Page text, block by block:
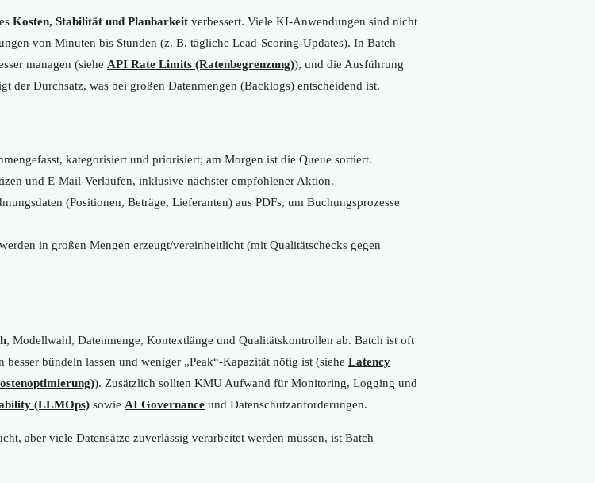
Kosten, Stabilität und Planbarkeit verbessert. Viele KI-Anwendungen sind nicht
von Minuten bis Stunden (z. B. tägliche Lead-Scoring-Updates). In Batch-
managen (siehe API Rate Limits (Ratenbegrenzung)), und die Ausführung
der Durchsatz, was bei großen Datenmengen (Backlogs) entscheidend ist.
kategorisiert und priorisiert; am Morgen ist die Queue sortiert.
und E-Mail-Verläufen, inklusive nächster empfohlener Aktion.
(Positionen, Beträge, Lieferanten) aus PDFs, um Buchungsprozesse
in großen Mengen erzeugt/vereinheitlicht (mit Qualitätschecks gegen
, Modellwahl, Datenmenge, Kontextlänge und Qualitätskontrollen ab. Batch ist oft
bündeln lassen und weniger „Peak“-Kapazität nötig ist (siehe Latency
). Zusätzlich sollten KMU Aufwand für Monitoring, Logging und
(LLMOps) sowie AI Governance und Datenschutzanforderungen.
aber viele Datensätze zuverlässig verarbeitet werden müssen, ist Batch